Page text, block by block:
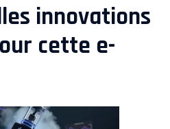
innovations
cette e-